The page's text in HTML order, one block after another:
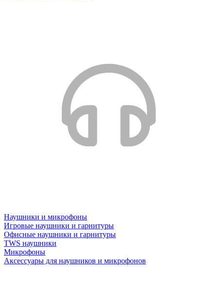
Наушники и микрофоны
Игровые наушники и гарнитуры
Офисные наушники и гарнитуры
TWS наушники
Микрофоны
Аксессуары для наушников и микрофонов